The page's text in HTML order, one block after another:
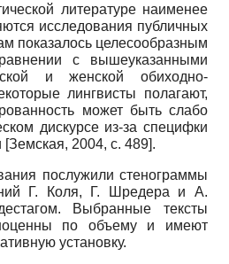
литературе наименее
исследования публичных
показалось целесообразным
с вышеуказанными
и женской обиходно-
лингвисты полагают,
может быть слабо
дискурсе из-за специфки
[Земская, 2004, с. 489].
послужили стенограммы
Г. Коля, Г. Шредера и А.
Выбранные тексты
по объему и имеют
установку.